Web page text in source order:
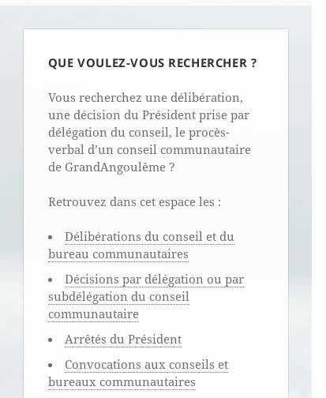
QUE VOULEZ-VOUS RECHERCHER ?
Vous recherchez une délibération,
une décision du Président prise par
délégation du conseil, le procès-
verbal d’un conseil communautaire
de GrandAngoulême ?
Retrouvez dans cet espace les :
Délibérations du conseil et du
bureau communautaires
Décisions par délégation ou par
subdélégation du conseil
communautaire
Arrêtés du Président
Convocations aux conseils et
bureaux communautaires